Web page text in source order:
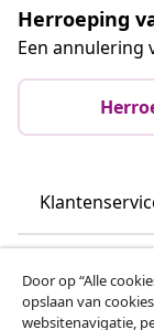
Herroeping
Een annulering
Door op “Alle
opslaan van
websitenavigatie,